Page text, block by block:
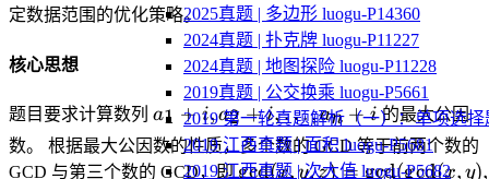
2025真题 | 多边形 luogu-P14360
2024真题 | 扑克牌 luogu-P11227
2024真题 | 地图探险 luogu-P11228
2019真题 | 公交换乘 luogu-P5661
2019 第一轮真题解析（一）：单项选择
2019 江西真题 | 面积 luogu-P5681
2019 江西真题 | 次大值 luogu-P5682
定数据范围的优化策略。
核心思想
题目要求计算数列 a_1+i,
a_2+i,
\dots,
a1 + i,a2 + i,…,an + i的最大公因
数。 根据最大公因数的性质，多个数的 GCD 等于前两个数的
GCD 与第三个数的 GCD，即\gcd(x, y, z)
gcd(x, y,z) = gcd(gcd(x, y),